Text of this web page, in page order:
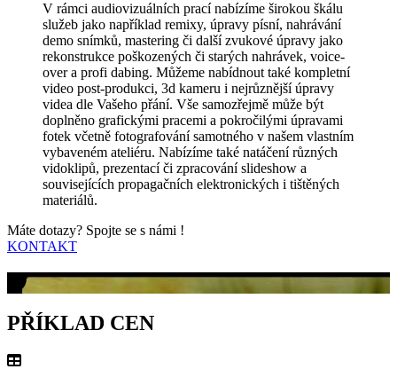
V rámci audiovizuálních prací nabízíme širokou škálu
služeb jako například remixy, úpravy písní, nahrávání
demo snímků, mastering či další zvukové úpravy jako
rekonstrukce poškozených či starých nahrávek, voice-
over a profi dabing. Můžeme nabídnout také kompletní
video post-produkci, 3d kameru i nejrůznější úpravy
videa dle Vašeho přání. Vše samozřejmě může být
doplněno grafickými pracemi a pokročilými úpravami
fotek včetně fotografování samotného v našem vlastním
vybaveném ateliéru. Nabízíme také natáčení různých
vidoklipů, prezentací či zpracování slideshow a
souvisejících propagačních elektronických i tištěných
materiálů.
Máte dotazy? Spojte se s námi !
KONTAKT
PŘÍKLAD CEN